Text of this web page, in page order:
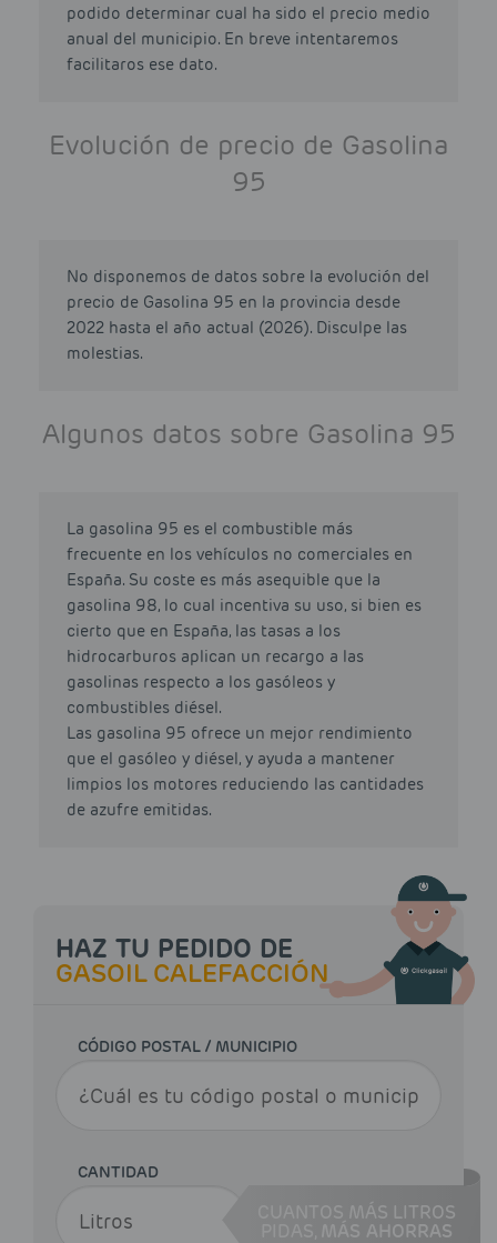
podido determinar cual ha sido el precio medio
anual del municipio. En breve intentaremos
facilitaros ese dato.
Evolución de precio de Gasolina
95
No disponemos de datos sobre la evolución del
precio de Gasolina 95 en la provincia desde
2022 hasta el año actual (2026). Disculpe las
molestias.
Algunos datos sobre Gasolina 95
La gasolina 95 es el combustible más
frecuente en los vehículos no comerciales en
España. Su coste es más asequible que la
gasolina 98, lo cual incentiva su uso, si bien es
cierto que en España, las tasas a los
hidrocarburos aplican un recargo a las
gasolinas respecto a los gasóleos y
combustibles diésel.
Las gasolina 95 ofrece un mejor rendimiento
que el gasóleo y diésel, y ayuda a mantener
limpios los motores reduciendo las cantidades
de azufre emitidas.
HAZ TU PEDIDO DE
GASOIL CALEFACCIÓN
CÓDIGO POSTAL / MUNICIPIO
CANTIDAD
CUANTOS MÁS LITROS
MÁS AHORRAS